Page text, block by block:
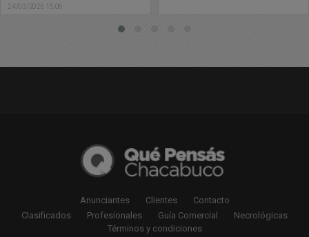
24/03/2026 15:06
Anunciantes Clientes
Contacto
Clasificados
Profesionales Guía Comercial
Necrológicas
Términos y condiciones